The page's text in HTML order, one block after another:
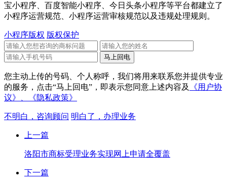
宝小程序、百度智能小程序、今日头条小程序等平台都建立了
小程序运营规范、小程序运营审核规范以及违规处理规则。
小程序版权 版权保护
您主动上传的号码、个人称呼，我们将用来联系您并提供专业
的服务，点击“马上回电”，即表示您同意上述内容及
《用户协
议》、
《隐私政策》
不明白，咨询顾问 明白了，办理业务
上一篇
洛阳市商标受理业务实现网上申请全覆盖
下一篇